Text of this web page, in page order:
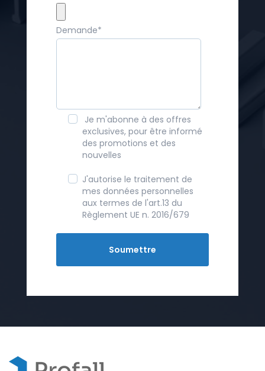
Demande*
Je m'abonne à des offres
exclusives, pour être informé
des promotions et des
nouvelles
J'autorise le traitement de
mes données personnelles
aux termes de l'art.13 du
Règlement UE n. 2016/679